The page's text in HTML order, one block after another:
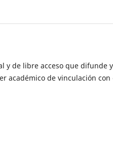
y de libre acceso que difunde y
académico de vinculación con